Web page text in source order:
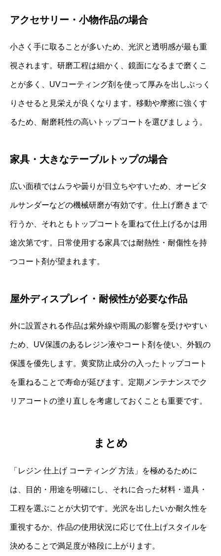
アクセサリー・小物作品の場合
小さく手に取ることが多いため、光沢と透明感が最も重
視されます。研磨工程は細かく、鏡面になるまで磨くこ
とが多く、UVコーティング剤を使って厚みを出しぷっく
りさせると見栄えが良くなります。移動や摩擦に強くす
るため、耐磨耗性の高いトップコートを選びましょう。
家具・大きなテーブルトップの場合
広い面積ではムラや曇りが目立ちやすいため、オービタ
ルサンダーなどの機械研磨が有効です。仕上げ磨きまで
行うか、それともトップコートを重ねて仕上げるかは用
途次第です。日常使用する家具では耐熱性・耐傷性を持
つコート剤が望まれます。
屋外ディスプレイ・耐候性が必要な作品
外に設置される作品は紫外線や雨風の影響を受けやすい
ため、UV保護のあるレジン液やコート剤を使い、外観の
保護を優先します。黄変防止成分の入ったトップコート
を重ねることで寿命が延びます。定期メンテナンスでク
リアコートの塗り直しを考慮しておくことも重要です。
まとめ
「レジン 仕上げ コーティング 方法」を極めるために
は、目的・用途を明確にし、それに合った材料・道具・
工程を選ぶことが大切です。光沢を出したいか耐久性を
重視するか、作品の使用状況に応じて仕上げスタイルを
決めることで満足度が格段に上がります。